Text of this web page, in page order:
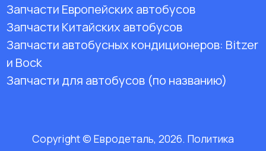
Запчасти Европейских автобусов
Запчасти Китайских автобусов
Запчасти автобусных кондиционеров: Bitzer
и Bock
Запчасти для автобусов (по названию)
Copyright © Евродеталь, 2026. Политика